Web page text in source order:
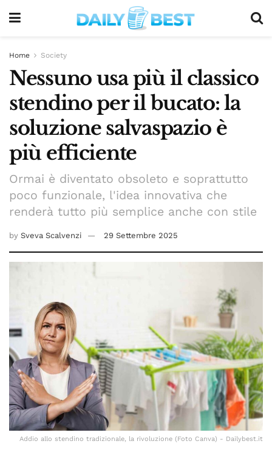
Home Society
Nessuno usa più il classico
stendino per il bucato: la
soluzione salvaspazio è
più efficiente
Ormai è diventato obsoleto e soprattutto
poco funzionale, l'idea innovativa che
renderà tutto più semplice anche con stile
by Sveva Scalvenzi 29 Settembre 2025
Addio allo stendino tradizionale, la rivoluzione (Foto Canva) - Dailybest.it